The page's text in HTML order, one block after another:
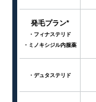
発毛プラン*
・フィナステリド
・ミノキシジル内服薬
・デュタステリド